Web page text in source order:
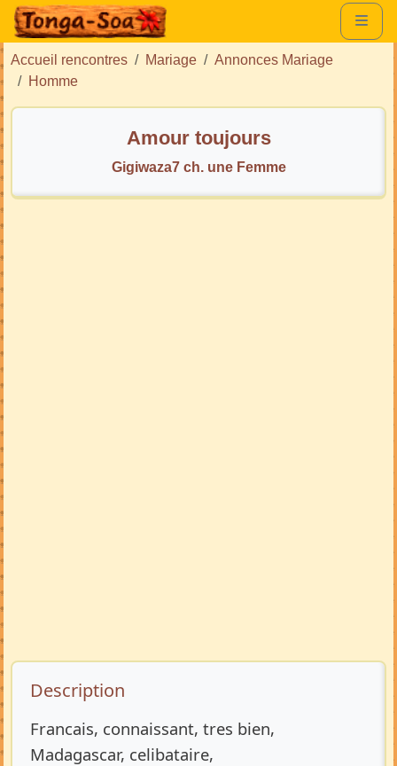
Accueil rencontres Mariage
Annonces Mariage
Homme
Amour toujours
Gigiwaza7 ch. une Femme
Description de l’annonce
Description
Francais, connaissant, tres bien,
Madagascar, celibataire,